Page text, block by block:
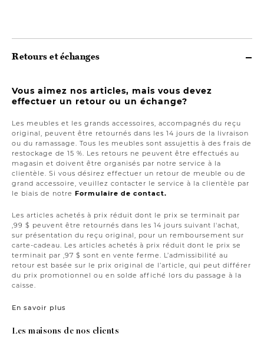
Retours et échanges
Vous aimez nos articles, mais vous devez
effectuer un retour ou un échange?
Les meubles et les grands accessoires, accompagnés du reçu
original, peuvent être retournés dans les 14 jours de la livraison
ou du ramassage. Tous les meubles sont assujettis à des frais de
restockage de 15 %. Les retours ne peuvent être effectués au
magasin et doivent être organisés par notre service à la
clientèle. Si vous désirez effectuer un retour de meuble ou de
grand accessoire, veuillez contacter le service à la clientèle par
le biais de notre Formulaire de contact.
Les articles achetés à prix réduit dont le prix se terminait par
,99 $ peuvent être retournés dans les 14 jours suivant l'achat,
sur présentation du reçu original, pour un remboursement sur
carte-cadeau. Les articles achetés à prix réduit dont le prix se
terminait par ,97 $ sont en vente ferme. L’admissibilité au
retour est basée sur le prix original de l’article, qui peut différer
du prix promotionnel ou en solde affiché lors du passage à la
caisse.
En savoir plus
Les maisons de nos clients